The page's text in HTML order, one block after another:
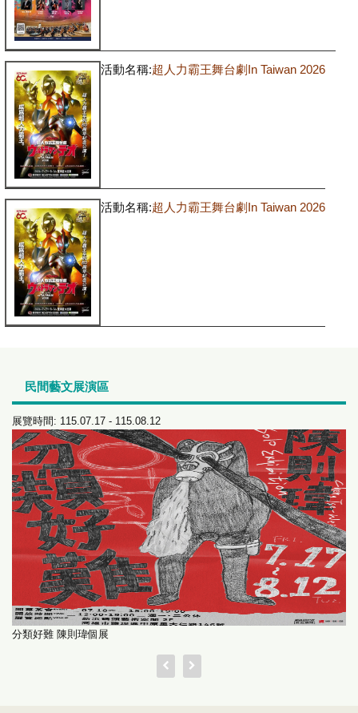
活動名稱:超人力霸王舞台劇In Taiwan 2026
活動名稱:超人力霸王舞台劇In Taiwan 2026
民間藝文展演區
展覽時間: 115.07.17 - 115.08.12
分類好難 陳則瑋個展